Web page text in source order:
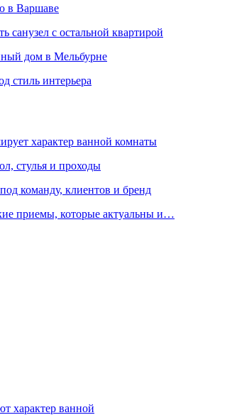
в Варшаве
санузел с остальной квартирой
дом в Мельбурне
стиль интерьера
характер ванной комнаты
стулья и проходы
команду, клиентов и бренд
приемы, которые актуальны и…
характер ванной